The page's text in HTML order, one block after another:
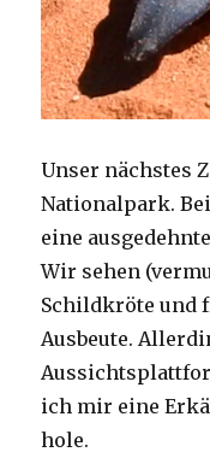
Unser nächstes
Nationalpark.
eine
Wir sehen
Schildkröte und
Ausbeute.
ich mir eine
hole.